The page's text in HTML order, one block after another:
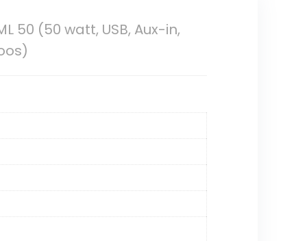
50 (50 watt, USB, Aux-in,